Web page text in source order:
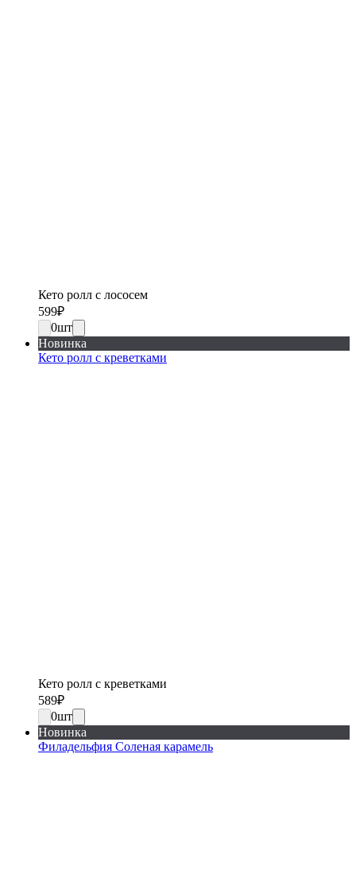
Кето ролл с лососем
599₽
0шт
Новинка
Кето ролл с креветками
Кето ролл с креветками
589₽
0шт
Новинка
Филадельфия Соленая карамель